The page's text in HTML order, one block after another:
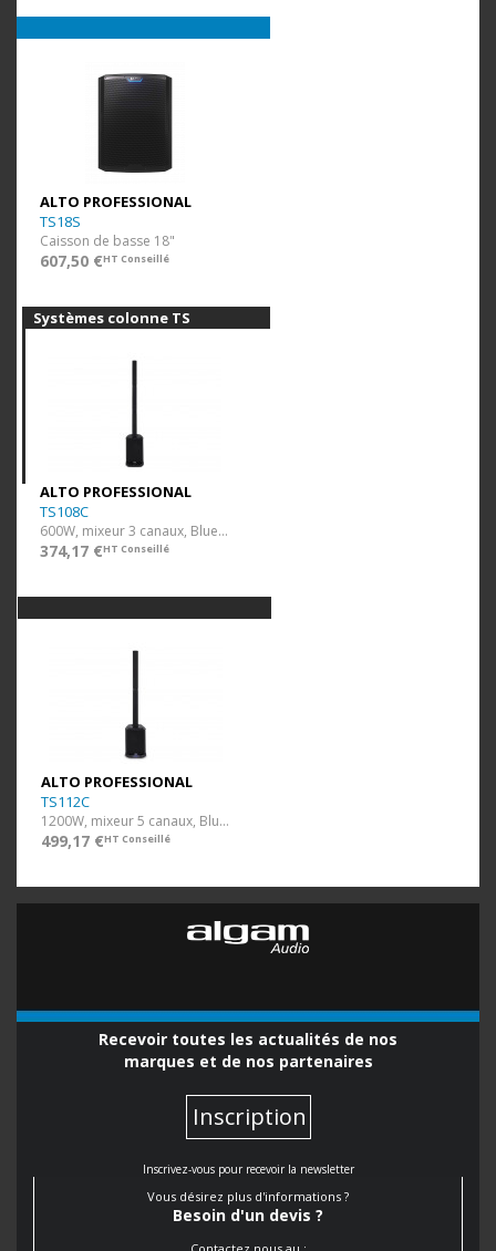
ALTO PROFESSIONAL
TS18S
Caisson de basse 18"
607,50 €HT Conseillé
Systèmes colonne TS
ALTO PROFESSIONAL
TS108C
600W, mixeur 3 canaux, Bluetooth TWS
374,17 €HT Conseillé
ALTO PROFESSIONAL
TS112C
1200W, mixeur 5 canaux, Bluetooth TWS
499,17 €HT Conseillé
Recevoir toutes les actualités de nos
marques et de nos partenaires
Inscription
Inscrivez-vous pour recevoir la newsletter
Vous désirez plus d'informations ?
Besoin d'un devis ?